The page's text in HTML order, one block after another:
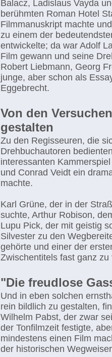
Balacz, Ladislaus Vayda
berühmten Roman Hotel
Filmmanuskript machte
zu einem der
entwickelte; da war Adolf
Film gewann und seine
Robert Liebmann, Georg
junge, aber schon als
Eggebrecht.
Von den
gestalten
Zu den Regisseuren, die
Drehbuchautoren
interessanten
und Conrad Veidt ein
machte.
Karl Grüne, der in der
suchte, Arthur Robison,
Lupu Pick, der mit geistig
Silvester zu den
gehörte und einer der
Zwischentitels fast ganz zu
"Die freudlose
Und in eben solchen
rein bildlich zu gestalten,
Wilhelm Pabst, der zwar
der Tonfilmzeit festigte,
mindestens einen Film
der historischen